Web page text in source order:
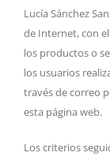
Lucía Sánchez
de Internet, con
los productos o
los usuarios
través de correo
esta página web.
Los criterios